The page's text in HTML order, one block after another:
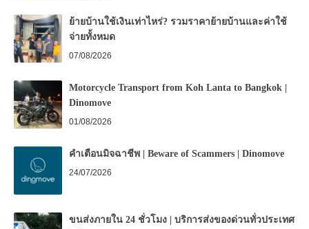
ย้ายบ้านใช้เงินเท่าไหร่? รวมราคาย้ายบ้านและค่าใช้
จ่ายทั้งหมด
07/08/2026
Motorcycle Transport from Koh Lanta to Bangkok |
Dinomove
01/08/2026
คำเตือนมิจฉาชีพ | Beware of Scammers | Dinomove
24/07/2026
ขนส่งภายใน 24 ชั่วโมง | บริการส่งของด่วนทั่วประเทศ